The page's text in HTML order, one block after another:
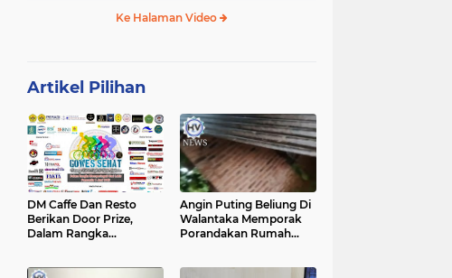
Ke Halaman Video
Artikel Pilihan
DM Caffe Dan Resto
Berikan Door Prize,
Dalam Rangka
Angin Puting Beliung Di
Walantaka Memporak
Porandakan Rumah